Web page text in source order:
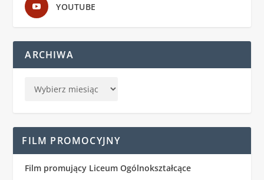
YOUTUBE
ARCHIWA
FILM PROMOCYJNY
Film promujący Liceum Ogólnokształcące